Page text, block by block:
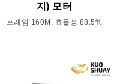
지) 모터
프레임 160M, 효율성 88.5%